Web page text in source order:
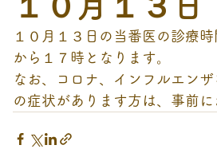
１０月１３日の当番医の診療
から１７時となります。
なお、コロナ、インフルエン
の症状があります方は、事前